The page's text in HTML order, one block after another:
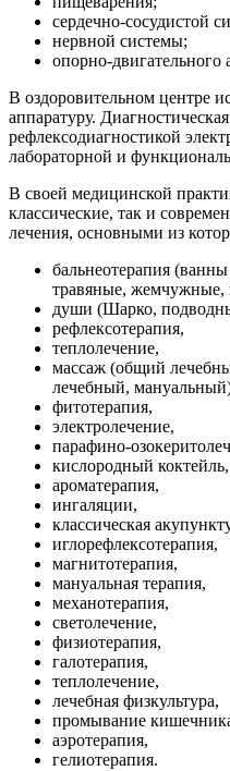
сердечно-сосудистой
нервной системы;
опорно-двигательного
В оздоровительном центре
аппаратуру.
рефлексодиагностикой
лабораторной и
В своей медицинской
классические, так и
лечения, основными из
бальнеотерапия
травяные, жемчужные,
души (Шарко,
рефлексотерапия,
теплолечение,
массаж (общий
лечебный,
фитотерапия,
электролечение,
парафино-
кислородный коктейль,
ароматерапия,
ингаляции,
классическая
иглорефлексотерапия,
магнитотерапия,
мануальная терапия,
механотерапия,
светолечение,
физиотерапия,
галотерапия,
теплолечение,
лечебная физкультура,
промывание
аэротерапия,
гелиотерапия.